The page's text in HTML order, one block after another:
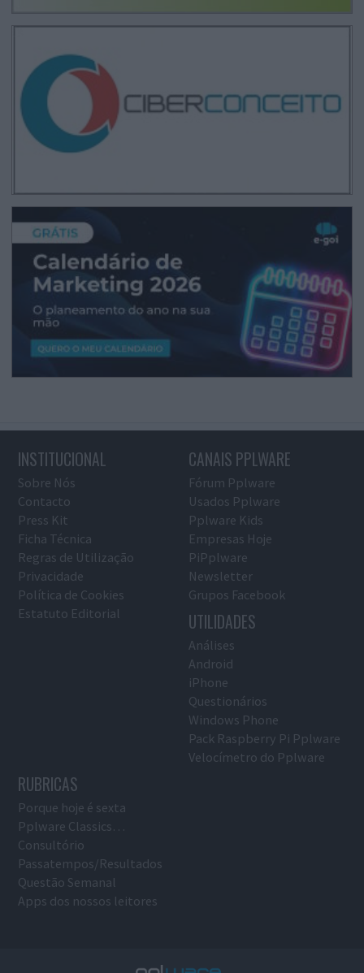
INSTITUCIONAL
Sobre Nós
Contacto
Press Kit
Ficha Técnica
Regras de Utilização
Privacidade
Política de Cookies
Estatuto Editorial
CANAIS PPLWARE
Fórum Pplware
Usados Pplware
Pplware Kids
Empresas Hoje
PiPplware
Newsletter
Grupos Facebook
UTILIDADES
Análises
Android
iPhone
Questionários
Windows Phone
Pack Raspberry Pi Pplware
Velocímetro do Pplware
RUBRICAS
Porque hoje é sexta
Pplware Classics…
Consultório
Passatempos/Resultados
Questão Semanal
Apps dos nossos leitores